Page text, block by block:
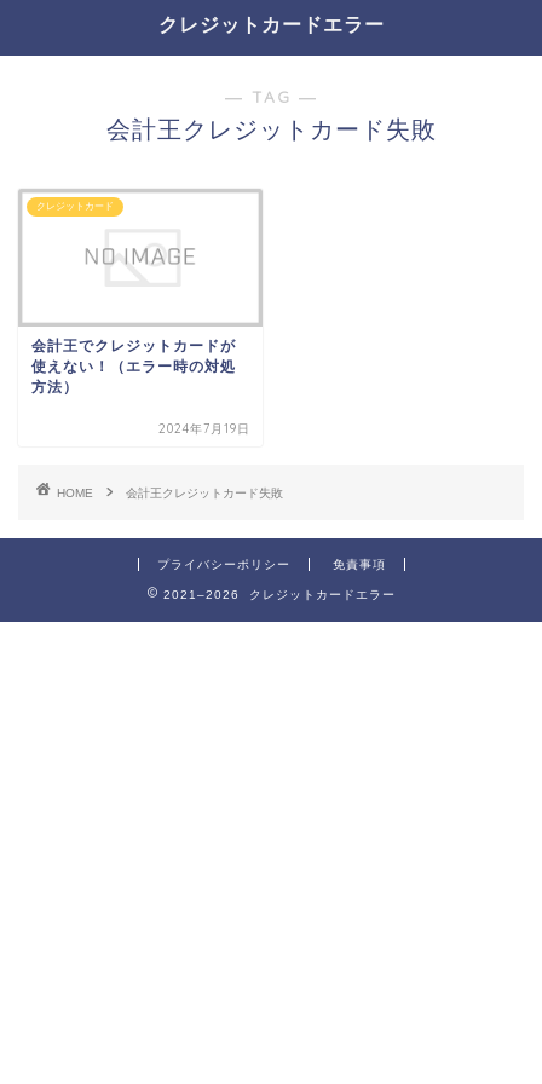
クレジットカードエラー
― TAG ―
会計王クレジットカード失敗
クレジットカード
会計王でクレジットカードが
使えない！（エラー時の対処
方法）
2024年7月19日
HOME 会計王クレジットカード失敗
プライバシーポリシー 免責事項
2021–2026 クレジットカードエラー